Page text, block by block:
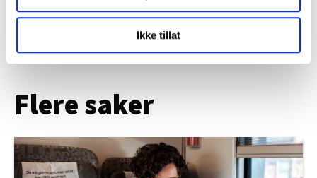
LO Medias publikasjoner frifagbevegelse.no, hk-nytt.no
og fontene.no bruker informasjonskapsler (cookies) for å
lære hvordan våre nettsider blir brukt slik at vi tilby
Vi deler bare informasjon om hvordan du bruker
innenfor analyse og annonsering. Disse er angitt i
oversikten lengre ned på denne siden.
Ikke tillat
Flere saker